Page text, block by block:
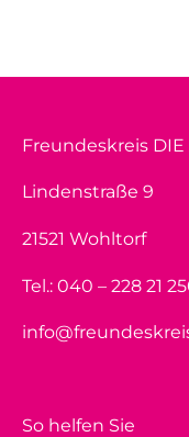
Freundeskreis DIE
Lindenstraße 9
21521 Wohltorf
Tel.: 040 – 228 21
So helfen Sie